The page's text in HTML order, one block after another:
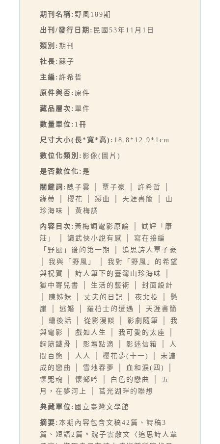
期刊名稱: 野風189期
出刊/發行日期: 民國53年11月1日
類別: 期刊
社長: 蘇子
主編: 許希哲
原件與否: 原件
藏品層次: 單件
數量單位: 1冊
尺寸大小(長*寬*高): 18.8*12.9*1cm
數位化類別: 影像(圖片)
是否數位化: 是
關鍵詞: 魏子雲 │ 覃子豪 │ 許希哲 │
綠蒂 │ 櫻花 │ 戀曲 │ 天涯書簡 │ 山
珍海味 │ 黃梅調
內容目次: 黃梅調電影原論 │ 試評「康
莊」 │ 讀武俠小說有感 │ 寫在接編
「野風」後的第一期 │ 追思詩人覃子豪
│ 我與「野風」 │ 我對「野風」的希望
與祝賀 │ 詩人筆下的臺灣山珍海味 │
獄中寄兒書 │ 生活的藝術 │ 封面設計
│ 陳姊妹 │ 丈夫的日記 │ 夜北投 │ 懸
崖 │ 逃婚 │ 羅柏士的遭遇 │ 天涯書簡
│ 編後話 │ 從影漫談 │ 影劇隨筆 │ 我
與電影 │ 戲如人生 │ 我可愛的太座 │
鋼筋鐵骨 │ 影壇點滴 │ 影迷信箱 │ 人
間百態 │ 人人 │ 櫻花夢(十一) │ 未譜
成的戀曲 │ 雪地春夢 │ 血和淚(四) │
懷冤魂 │ 懷鄉吟 │ 白色的戀曲 │ 五
月，在夢河上 │ 莒光湖畔的聯想
典藏單位: 國立臺灣文學館
摘要: 本期內容包含文稿42篇、詩稿3
篇、短語2篇。魏子雲散文〈追思詩人覃